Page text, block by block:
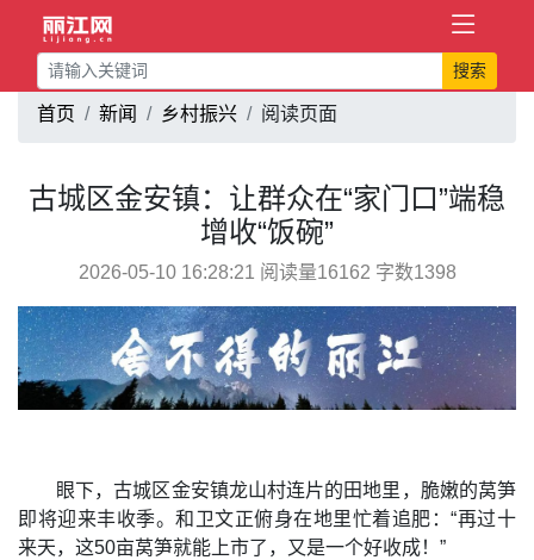
搜索
首页 新闻 乡村振兴 阅读页面
古城区金安镇：让群众在“家门口”端稳
增收“饭碗”
2026-05-10 16:28:21 阅读量16162 字数1398
眼下，古城区金安镇龙山村连片的田地里，脆嫩的莴笋
即将迎来丰收季。和卫文正俯身在地里忙着追肥：“再过十
来天，这50亩莴笋就能上市了，又是一个好收成！”